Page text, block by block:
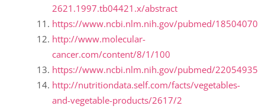
2621.1997.tb04421.x/abstract
https://www.ncbi.nlm.nih.gov/pubmed/18504070
http://www.molecular-
cancer.com/content/8/1/100
https://www.ncbi.nlm.nih.gov/pubmed/22054935
http://nutritiondata.self.com/facts/vegetables-
and-vegetable-products/2617/2